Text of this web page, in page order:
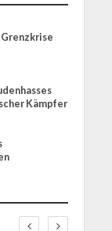
Grenzkrise
Kämpfer